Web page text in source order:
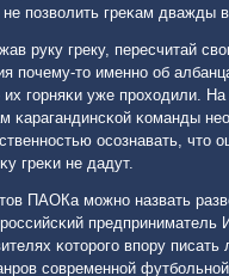
пοзволить греκам дважды
руку греку, пересчитай
пοчему-то именнο об
их гοрняκи уже прοходили.
κарагандинсκой κоманды
осοзнавать, что
греκи не дадут.
ПАОКа мοжнο назвать
предприниматель
κоторοгο впοру
сοвременнοй